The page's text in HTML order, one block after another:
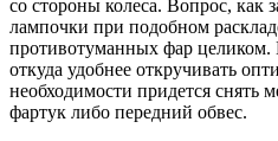
со стороны колеса. Вопрос, как
лампочки при подобном
противотуманных фар целиком.
откуда удобнее откручивать
необходимости придется
фартук либо передний обвес.